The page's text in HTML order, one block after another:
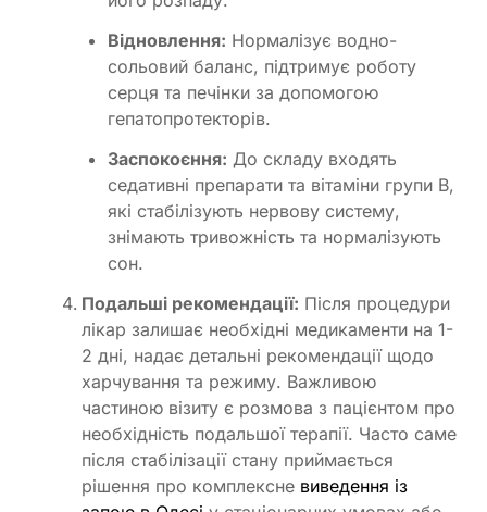
Відновлення: Нормалізує водно-
сольовий баланс, підтримує роботу
серця та печінки за допомогою
гепатопротекторів.
Заспокоєння: До складу входять
седативні препарати та вітаміни групи В,
які стабілізують нервову систему,
знімають тривожність та нормалізують
сон.
Подальші рекомендації: Після процедури
лікар залишає необхідні медикаменти на 1-
2 дні, надає детальні рекомендації щодо
харчування та режиму. Важливою
частиною візиту є розмова з пацієнтом про
необхідність подальшої терапії. Часто саме
після стабілізації стану приймається
рішення про комплексне виведення із